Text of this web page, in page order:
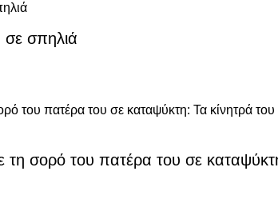
σε σπηλιά
σορό του πατέρα του σε